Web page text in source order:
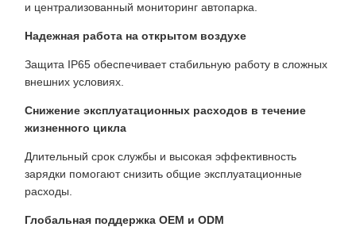
и централизованный мониторинг автопарка.
Надежная работа на открытом воздухе
Защита IP65 обеспечивает стабильную работу в сложных
внешних условиях.
Снижение эксплуатационных расходов в течение
жизненного цикла
Длительный срок службы и высокая эффективность
зарядки помогают снизить общие эксплуатационные
расходы.
Глобальная поддержка OEM и ODM